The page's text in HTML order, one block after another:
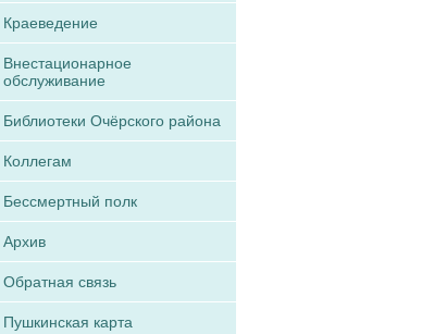
Краеведение
Внестационарное
обслуживание
Библиотеки Очёрского района
Коллегам
Бессмертный полк
Архив
Обратная связь
Пушкинская карта